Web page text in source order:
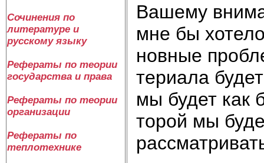
Сочинения по
литературе и
русскому языку
Рефераты по теории
государства и права
Рефераты по теории
организации
Рефераты по
теплотехнике
Ва­ше­му
мне бы
нов­ные
те­риа­ла
мы бу­дет как
то­рой мы